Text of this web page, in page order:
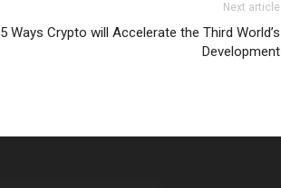
Next article
5 Ways Crypto will Accelerate the Third World’s
Development